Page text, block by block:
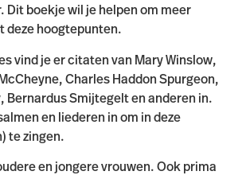
Dit boekje wil je helpen om meer
deze hoogtepunten.
vind je er citaten van Mary Winslow,
Charles Haddon Spurgeon,
Bernardus Smijtegelt en anderen in.
en liederen in om in deze
te zingen.
en jongere vrouwen. Ook prima